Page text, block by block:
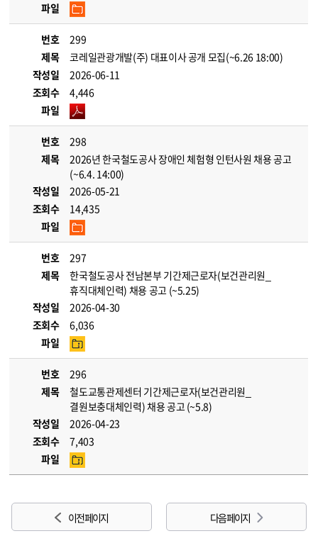
파일
번호
299
제목
코레일관광개발(주) 대표이사 공개 모집(~6.26 18:00)
작성일
2026-06-11
조회수
4,446
파일
번호
298
제목
2026년 한국철도공사 장애인 체험형 인턴사원 채용 공고
(~6.4. 14:00)
작성일
2026-05-21
조회수
14,435
파일
번호
297
제목
한국철도공사 전남본부 기간제근로자(보건관리원_
휴직대체인력) 채용 공고 (~5.25)
작성일
2026-04-30
조회수
6,036
파일
번호
296
제목
철도교통관제센터 기간제근로자(보건관리원_
결원보충대체인력) 채용 공고 (~5.8)
작성일
2026-04-23
조회수
7,403
파일
이전 페이지 다음 페이지